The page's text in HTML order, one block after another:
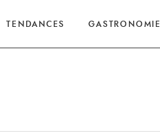
TENDANCES GASTRONOMIE